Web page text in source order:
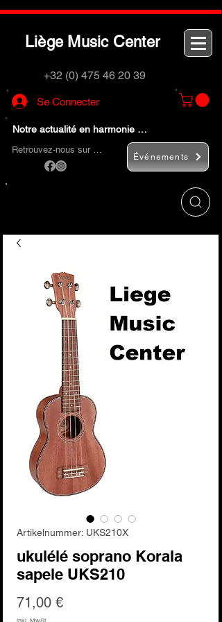
Liège M usic Center
+32 (0) 475 46 20 39
Se Connecter
Notre actualité en harmonie …
Retrouvez-nous sur …
Événements
Artikelnummer: UKS210X
ukulélé soprano Korala
sapele UKS210
71,00 €Preis
inkl. MwSt.